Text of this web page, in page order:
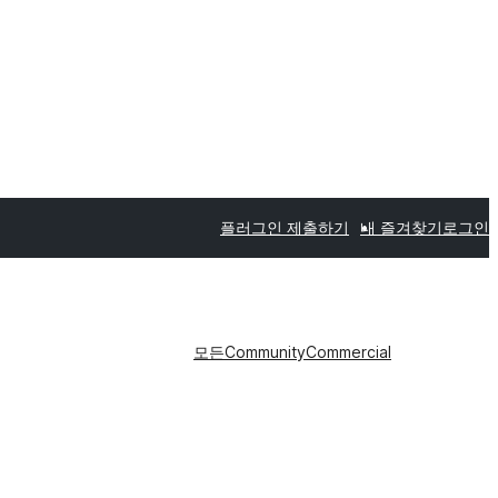
플러그인 제출하기 내 즐겨찾기 로그인
모든CommunityCommercial